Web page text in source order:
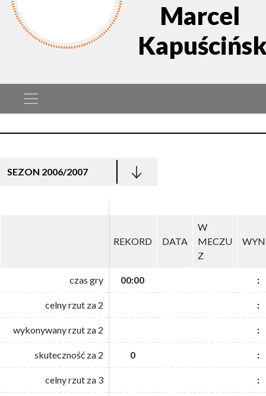
Marcel
SEZON 2006/2007
REKORD DATA
W
MECZU
Z
czas gry 00:00 :
celny rzut za 2 :
wykonywany rzut za 2 :
skuteczność za 2 0 :
celny rzut za 3 :
REKORD DATA
W
MECZU
Z
czas gry 00:00 :
celny rzut za 2 :
wykonywany rzut za 2 :
skuteczność za 2 0 :
celny rzut za 3 :